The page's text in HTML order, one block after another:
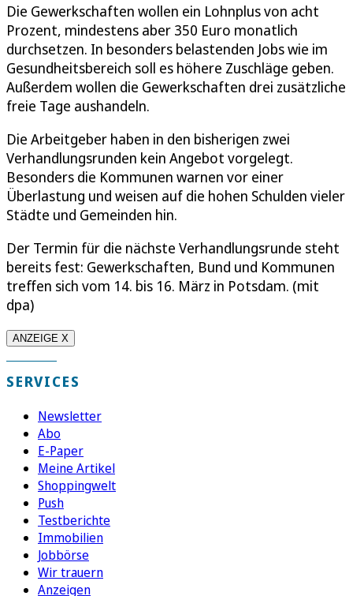
Die Gewerkschaften wollen ein Lohnplus von acht
Prozent, mindestens aber 350 Euro monatlich
durchsetzen. In besonders belastenden Jobs wie im
Gesundheitsbereich soll es höhere Zuschläge geben.
Außerdem wollen die Gewerkschaften drei zusätzliche
freie Tage aushandeln.
Die Arbeitgeber haben in den bisherigen zwei
Verhandlungsrunden kein Angebot vorgelegt.
Besonders die Kommunen warnen vor einer
Überlastung und weisen auf die hohen Schulden vieler
Städte und Gemeinden hin.
Der Termin für die nächste Verhandlungsrunde steht
bereits fest: Gewerkschaften, Bund und Kommunen
treffen sich vom 14. bis 16. März in Potsdam. (mit
dpa)
ANZEIGE X
SERVICES
Newsletter
Abo
E-Paper
Meine Artikel
Shoppingwelt
Push
Testberichte
Immobilien
Jobbörse
Wir trauern
Anzeigen